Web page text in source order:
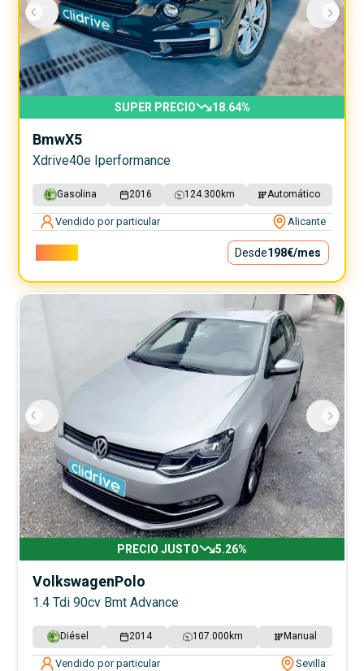
SUPER PRECIO 18.64%
BmwX5
Xdrive40e Iperformance
Gasolina 2016 124.300 km Automático
Vendido por particular Alicante
Desde198€/mes
PRECIO JUSTO 5.26%
VolkswagenPolo
1.4 Tdi 90cv Bmt Advance
Diésel 2014 107.000 km Manual
Vendido por particular Sevilla